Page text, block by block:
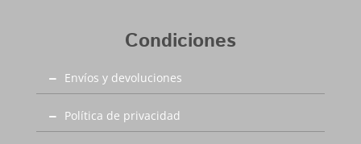
Condiciones
Envíos y devoluciones
Política de privacidad